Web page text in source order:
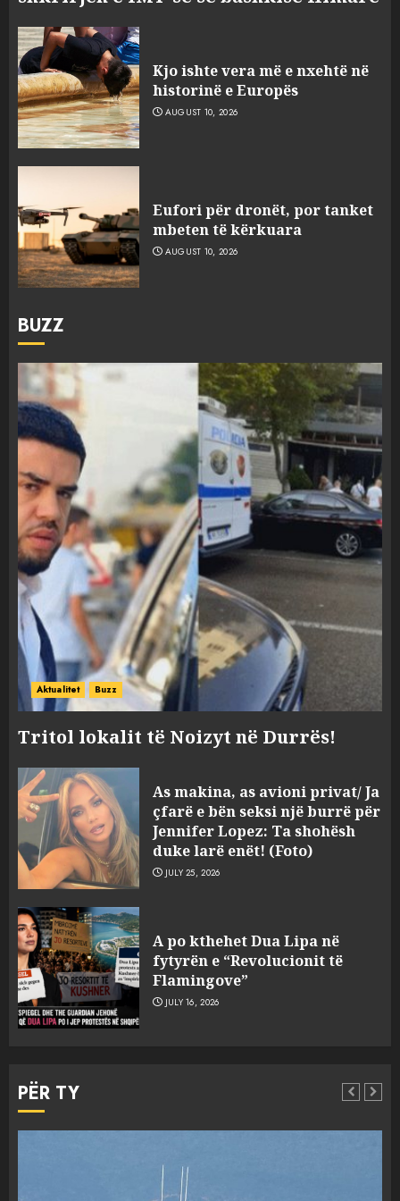
Kjo ishte vera më e nxehtë në
historinë e Europës
AUGUST 10, 2026
Eufori për dronët, por tanket
mbeten të kërkuara
AUGUST 10, 2026
BUZZ
Aktualitet Buzz
Tritol lokalit të Noizyt në Durrës!
As makina, as avioni privat/ Ja
çfarë e bën seksi një burrë për
Jennifer Lopez: Ta shohësh
duke larë enët! (Foto)
JULY 25, 2026
A po kthehet Dua Lipa në
fytyrën e “Revolucionit të
Flamingove”
JULY 16, 2026
PËR TY
3
Eufori për dronët, por tanket
mbeten të kërkuara
AUGUST 10, 2026
4
Pogradecit, mbytet 32-vjeçari